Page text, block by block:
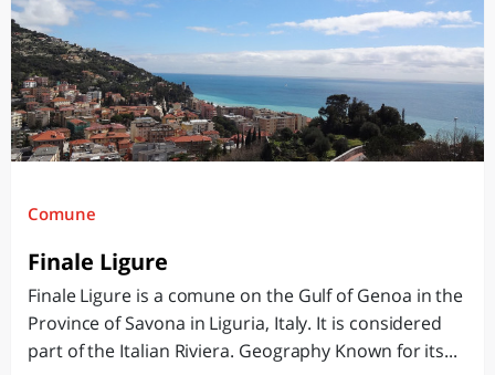
Comune
Finale Ligure
Finale Ligure is a comune on the Gulf of Genoa in the
Province of Savona in Liguria, Italy. It is considered
part of the Italian Riviera. Geography Known for its...